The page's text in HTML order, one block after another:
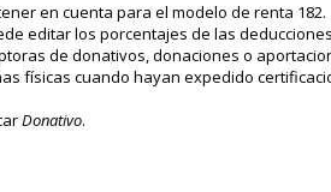
en cuenta para el modelo de renta 182.
editar los porcentajes de las
de donativos, donaciones o
físicas cuando hayan expedido
Donativo.